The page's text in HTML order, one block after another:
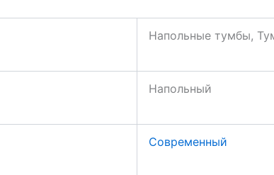
Напольные тумбы,
Напольный
Современный